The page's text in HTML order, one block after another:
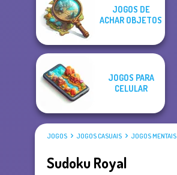
JOGOS DE
ACHAR OBJETOS
JOGOS PARA
CELULAR
JOGOS JOGOS CASUAIS JOGOS MENTAIS
Sudoku Royal